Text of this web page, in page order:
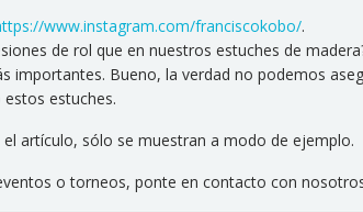
www.instagram.com/franciscokobo/.
de rol que en nuestros estuches de
Bueno, la verdad no podemos
estuches.
artículo, sólo se muestran a modo de ejemplo.
o torneos, ponte en contacto con